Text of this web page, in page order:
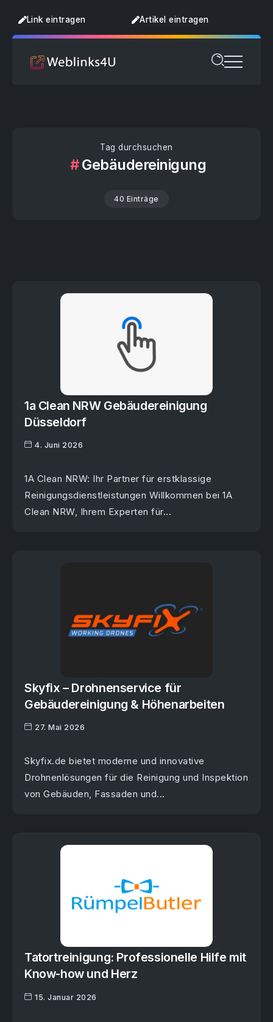
Link eintragen Artikel eintragen
Tag durchsuchen
Gebäudereinigung
40 Einträge
1a Clean NRW Gebäudereinigung
Düsseldorf
4. Juni 2026
1A Clean NRW: Ihr Partner für erstklassige
Reinigungsdienstleistungen Willkommen bei 1A
Clean NRW, Ihrem Experten für...
Skyfix – Drohnenservice für
Gebäudereinigung & Höhenarbeiten
27. Mai 2026
Skyfix.de bietet moderne und innovative
Drohnenlösungen für die Reinigung und Inspektion
von Gebäuden, Fassaden und...
Tatortreinigung: Professionelle Hilfe mit
Know-how und Herz
15. Januar 2026